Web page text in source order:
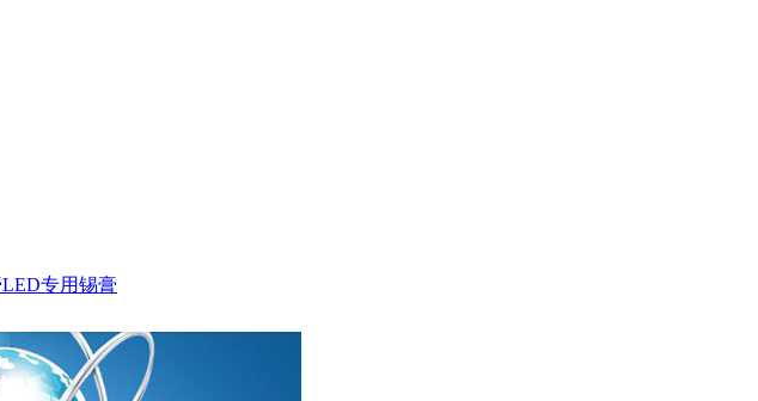
LED专用锡膏